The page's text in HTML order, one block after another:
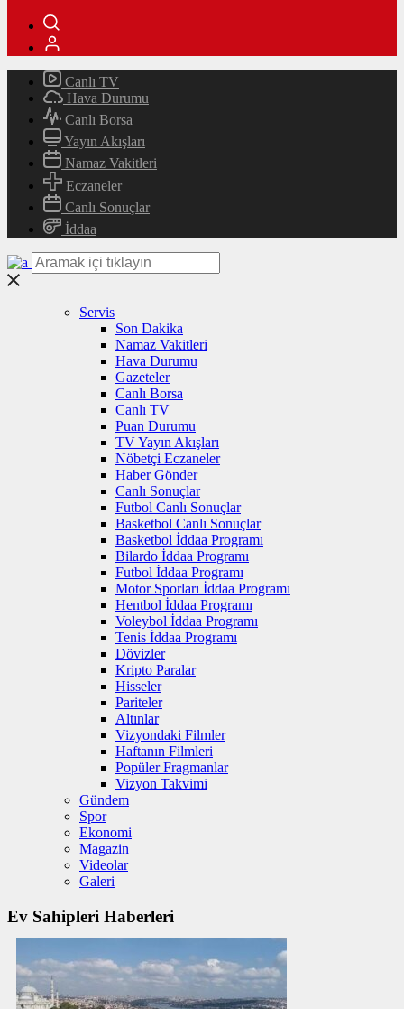
Canlı TV
Hava Durumu
Canlı Borsa
Yayın Akışları
Namaz Vakitleri
Eczaneler
Canlı Sonuçlar
İddaa
Servis
Son Dakika
Namaz Vakitleri
Hava Durumu
Gazeteler
Canlı Borsa
Canlı TV
Puan Durumu
TV Yayın Akışları
Nöbetçi Eczaneler
Haber Gönder
Canlı Sonuçlar
Futbol Canlı Sonuçlar
Basketbol Canlı Sonuçlar
Basketbol İddaa Programı
Bilardo İddaa Programı
Futbol İddaa Programı
Motor Sporları İddaa Programı
Hentbol İddaa Programı
Voleybol İddaa Programı
Tenis İddaa Programı
Dövizler
Kripto Paralar
Hisseler
Pariteler
Altınlar
Vizyondaki Filmler
Haftanın Filmleri
Popüler Fragmanlar
Vizyon Takvimi
Gündem
Spor
Ekonomi
Magazin
Videolar
Galeri
Ev Sahipleri Haberleri